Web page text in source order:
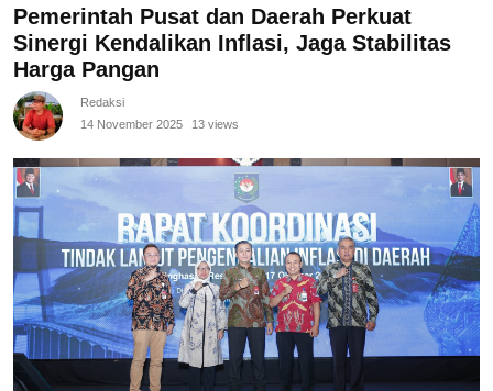
Pemerintah Pusat dan Daerah Perkuat
Sinergi Kendalikan Inflasi, Jaga Stabilitas
Harga Pangan
Redaksi
14 November 2025
13 views